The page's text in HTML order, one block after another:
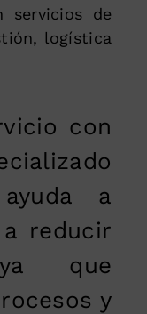
servicios de
logística
con
a
reducir
que
y